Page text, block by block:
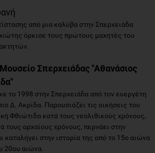
από μια καλύβα στην Σπερχειάδα
όρκισε τους πρώτους μαχητές του
Σπερχειάδας "Αθανάσιος
το 1998 στην Σπερχειάδα από τον ευεργέτη
Δ. Ακρίδα. Παρουσιάζει τις οικήσεις του
Φθιώτιδα κατά τους νεολιθικούς χρόνους,
τους αρχαίους χρόνους, περνάει στην
καταλήγει στην ιστορία της από το 15ο αιώνα
20ου αιώνα.